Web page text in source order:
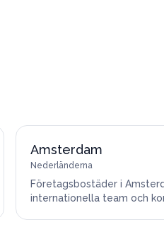
Amsterdam
Nederländerna
Företagsbostäder i
internationella team och